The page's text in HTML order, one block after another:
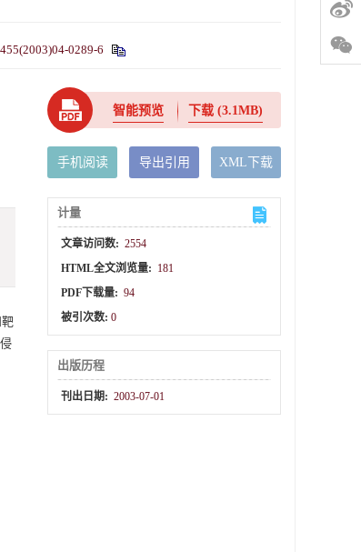
0289-6
智能预览 下载(3.1MB)
手机阅读 导出引用 XML下载
计量
文章访问数: 2554
HTML全文浏览量: 181
PDF下载量: 94
被引次数:0
出版历程
刊出日期: 2003-07-01